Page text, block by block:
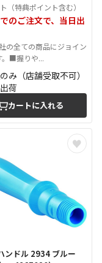
（特典ポイント含む）
のご注文で、当日出
の全ての商品にジョイン
。■握りや...
カートに入れる
ンドル 2934 ブルー